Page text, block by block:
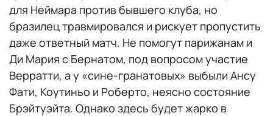
для Неймара против бывшего клуба, но
бразилец травмировался и рискует пропустить
даже ответный матч. Не помогут парижанам и
Ди Мария с Бернатом, под вопросом участие
Верратти, а у «сине-гранатовых» выбыли Ансу
Фати, Коутиньо и Роберто, неясно состояние
Брэйтуэйта. Однако здесь будет жарко в